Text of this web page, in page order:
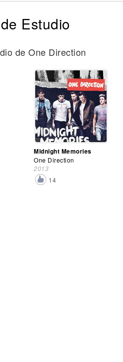
Estudio
de One Direction
Midnight Memories
One Direction
2013
14